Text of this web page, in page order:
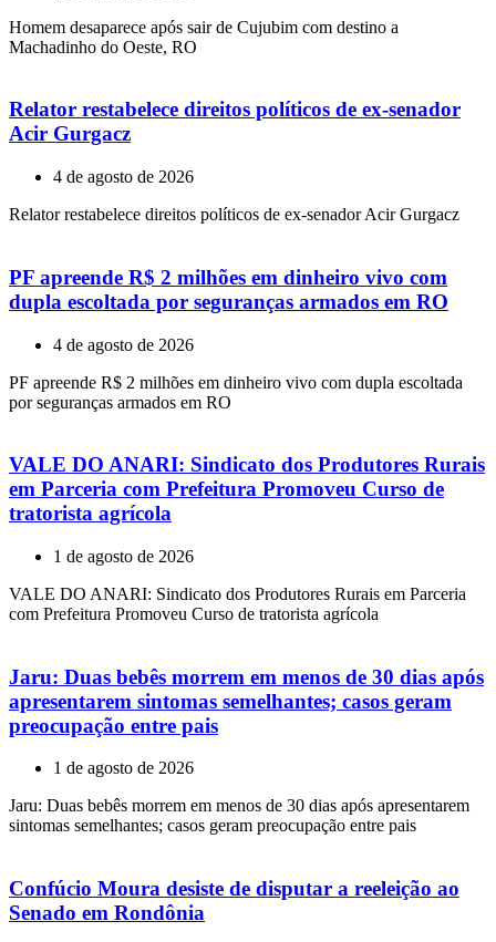
Homem desaparece após sair de Cujubim com destino a
Machadinho do Oeste, RO
Relator restabelece direitos políticos de ex-senador
Acir Gurgacz
4 de agosto de 2026
Relator restabelece direitos políticos de ex-senador Acir Gurgacz
PF apreende R$ 2 milhões em dinheiro vivo com
dupla escoltada por seguranças armados em RO
4 de agosto de 2026
PF apreende R$ 2 milhões em dinheiro vivo com dupla escoltada
por seguranças armados em RO
VALE DO ANARI: Sindicato dos Produtores Rurais
em Parceria com Prefeitura Promoveu Curso de
tratorista agrícola
1 de agosto de 2026
VALE DO ANARI: Sindicato dos Produtores Rurais em Parceria
com Prefeitura Promoveu Curso de tratorista agrícola
Jaru: Duas bebês morrem em menos de 30 dias após
apresentarem sintomas semelhantes; casos geram
preocupação entre pais
1 de agosto de 2026
Jaru: Duas bebês morrem em menos de 30 dias após apresentarem
sintomas semelhantes; casos geram preocupação entre pais
Confúcio Moura desiste de disputar a reeleição ao
Senado em Rondônia